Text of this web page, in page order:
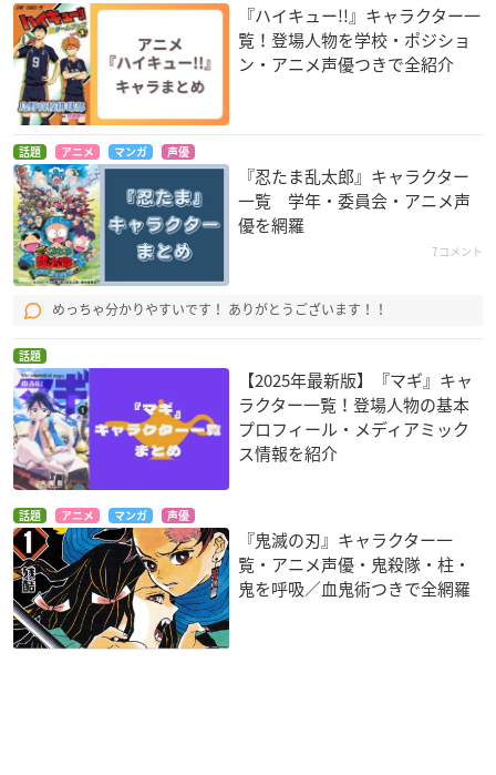
『ハイキュー!!』キャラクター一
覧！登場人物を学校・ポジショ
ン・アニメ声優つきで全紹介
話題 アニメ マンガ 声優
『忍たま乱太郎』キャラクター
一覧 学年・委員会・アニメ声
優を網羅
7コメント
めっちゃ分かりやすいです！ ありがとうございます！！
話題
【2025年最新版】『マギ』キャ
ラクター一覧！登場人物の基本
プロフィール・メディアミック
ス情報を紹介
話題 アニメ マンガ 声優
『鬼滅の刃』キャラクター一
覧・アニメ声優・鬼殺隊・柱・
鬼を呼吸／血鬼術つきで全網羅